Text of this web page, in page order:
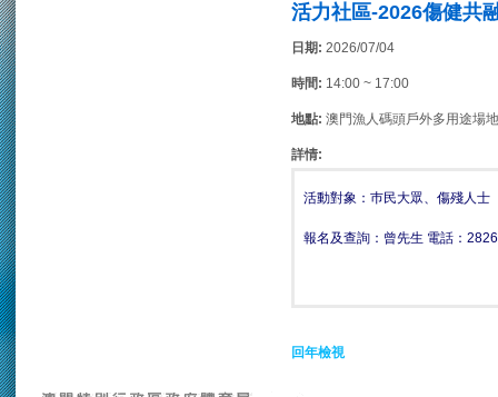
活力社區-2026傷健共
日期: 2026/07/04
時間: 14:00 ~ 17:00
地點: 澳門漁人碼頭戶外多用途場地
詳情:
活動對象：巿民大眾、傷殘人士
報名及查詢： 曾先生 電話：
回年檢視